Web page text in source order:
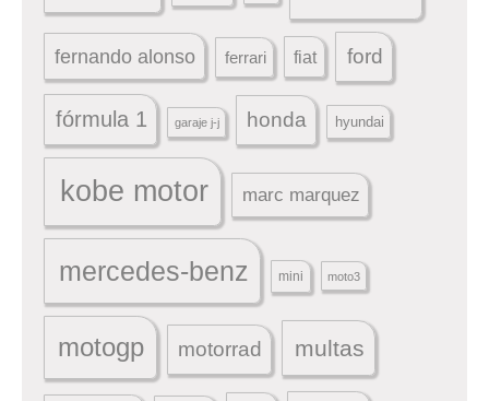
fernando alonso ferrari fiat ford
fórmula 1 garaje j-j honda hyundai
kobe motor marc marquez
mercedes-benz mini moto3
motogp motorrad multas